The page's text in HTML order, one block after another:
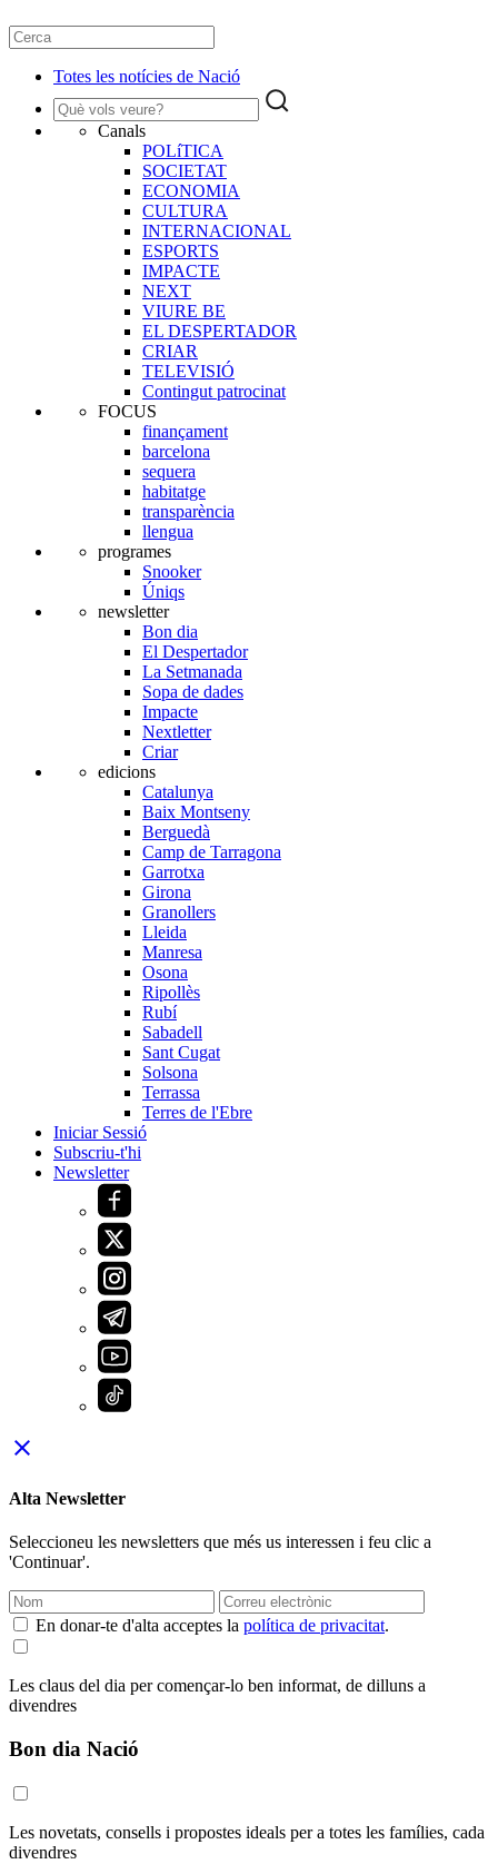
Totes les notícies de Nació
Canals
POLíTICA
SOCIETAT
ECONOMIA
CULTURA
INTERNACIONAL
ESPORTS
IMPACTE
NEXT
VIURE BE
EL DESPERTADOR
CRIAR
TELEVISIÓ
Contingut patrocinat
FOCUS
finançament
barcelona
sequera
habitatge
transparència
llengua
programes
Snooker
Úniqs
newsletter
Bon dia
El Despertador
La Setmanada
Sopa de dades
Impacte
Nextletter
Criar
edicions
Catalunya
Baix Montseny
Berguedà
Camp de Tarragona
Garrotxa
Girona
Granollers
Lleida
Manresa
Osona
Ripollès
Rubí
Sabadell
Sant Cugat
Solsona
Terrassa
Terres de l'Ebre
Iniciar Sessió
Subscriu-t'hi
Newsletter
close
Alta Newsletter
Seleccioneu les newsletters que més us interessen i feu clic a
'Continuar'.
En donar-te d'alta acceptes la política de privacitat.
Les claus del dia per començar-lo ben informat, de dilluns a
divendres
Bon dia Nació
Les novetats, consells i propostes ideals per a totes les famílies, cada
divendres